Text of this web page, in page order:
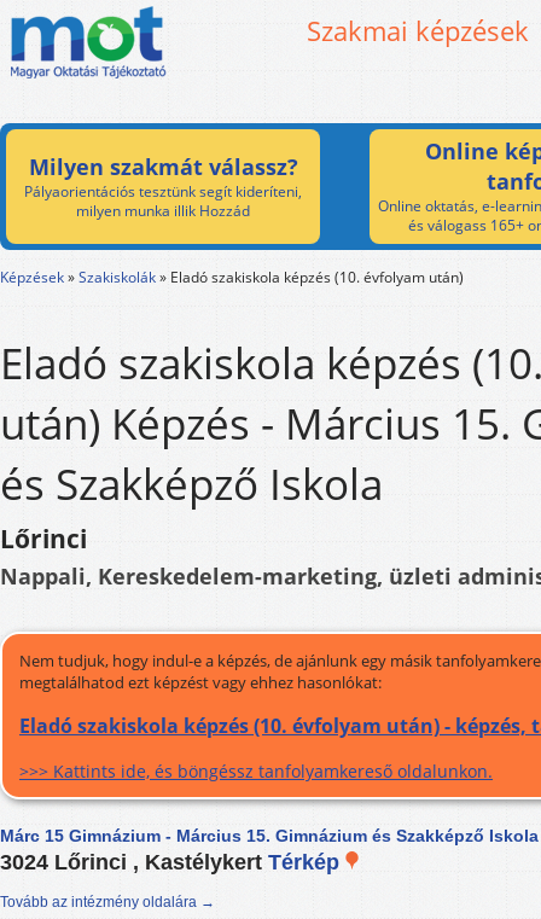
Szakmai képzések
Milyen szakmát válassz?
Pályaorientációs tesztünk segít kideríteni,
milyen munka illik Hozzád
Online
Online oktatás, e-
és válogass 165+
Képzések»Szakiskolák» Eladó szakiskola képzés (10. évfolyam után)
Eladó szakiskola képzés
után) Képzés - Március 15.
és Szakképző Iskola
Lőrinci
Nappali, Kereskedelem-marketing, üzleti
Nem tudjuk, hogy indul-e a képzés, de ajánlunk egy másik
megtalálhatod ezt képzést vagy ehhez hasonlókat:
Eladó szakiskola képzés (10. évfolyam után) - képzés,
>>> Kattints ide, és böngéssz tanfolyamkereső oldalunkon.
Márc 15 Gimnázium - Március 15. Gimnázium és Szakképző Iskola
3024 Lőrinci , Kastélykert Térkép
Tovább az intézmény oldalára →